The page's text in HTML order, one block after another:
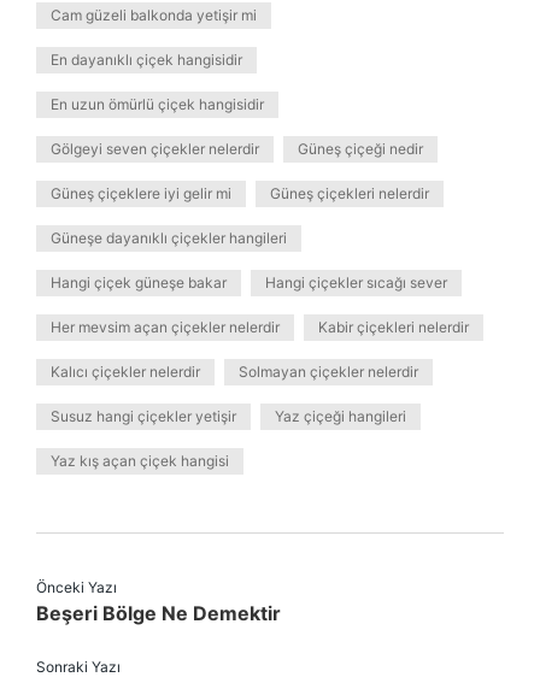
Cam güzeli balkonda yetişir mi
En dayanıklı çiçek hangisidir
En uzun ömürlü çiçek hangisidir
Gölgeyi seven çiçekler nelerdir Güneş çiçeği nedir
Güneş çiçeklere iyi gelir mi Güneş çiçekleri nelerdir
Güneşe dayanıklı çiçekler hangileri
Hangi çiçek güneşe bakar Hangi çiçekler sıcağı sever
Her mevsim açan çiçekler nelerdir Kabir çiçekleri nelerdir
Kalıcı çiçekler nelerdir Solmayan çiçekler nelerdir
Susuz hangi çiçekler yetişir Yaz çiçeği hangileri
Yaz kış açan çiçek hangisi
Önceki Yazı
Beşeri Bölge Ne Demektir
Sonraki Yazı